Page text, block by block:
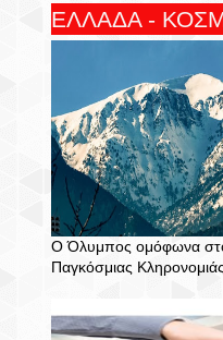
ΕΛΛΑΔΑ -
Ο Όλυμπος ομόφωνα
Παγκόσμιας